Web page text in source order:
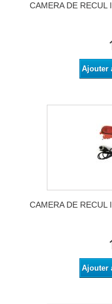
CAMERA DE RECUL
Ajouter
CAMERA DE RECUL
Ajouter